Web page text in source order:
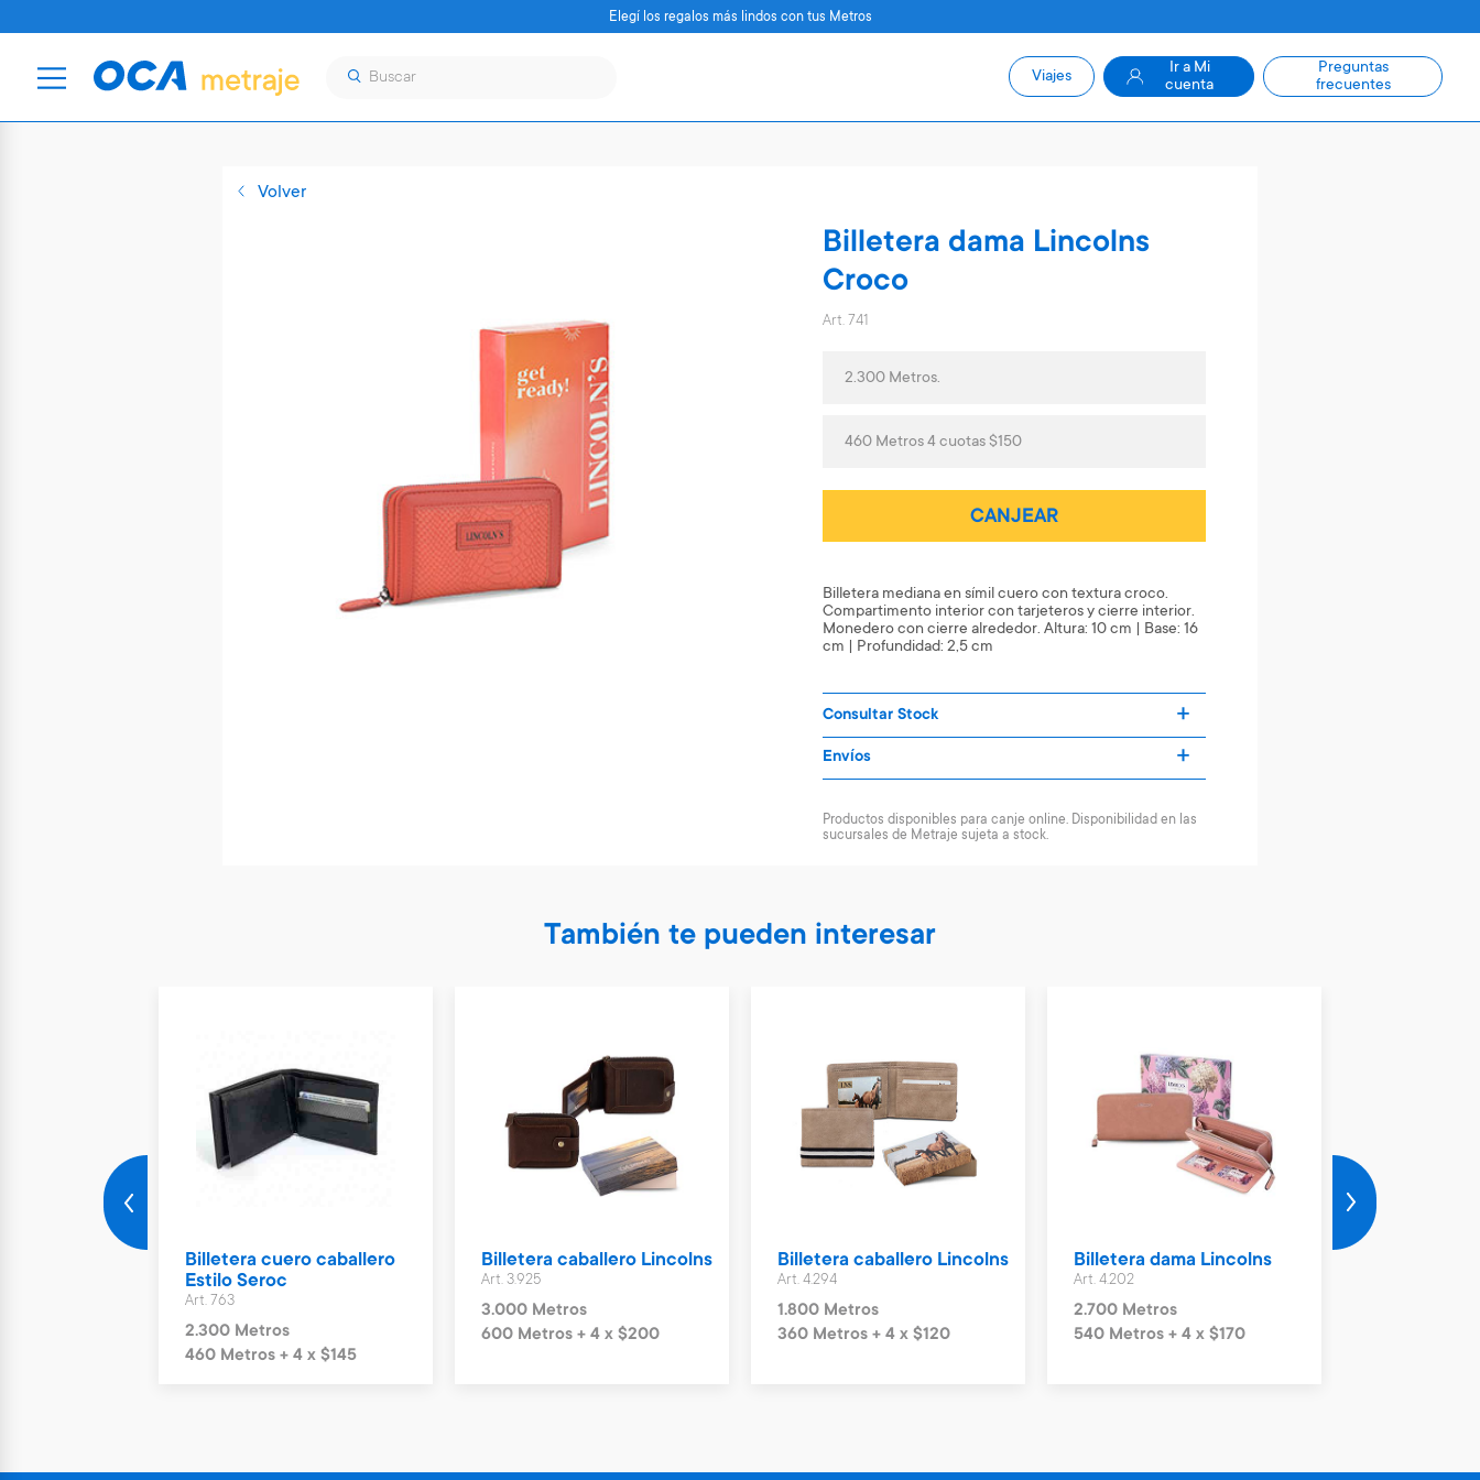
Volver
Billetera dama Lincolns
Croco
Art. 741
2.300 Metros.
460 Metros 4 cuotas $150
CANJEAR
Billetera mediana en símil cuero con textura croco.
Compartimento interior con tarjeteros y cierre interior.
Monedero con cierre alrededor. Altura: 10 cm | Base: 16
cm | Profundidad: 2,5 cm
Consultar Stock
Envíos
Productos disponibles para canje online. Disponibilidad en las
sucursales de Metraje sujeta a stock.
También te pueden interesar
Billetera cuero caballero
Estilo Seroc
Art. 763
2.300 Metros
460 Metros + 4 x $145
Billetera caballero Lincolns
Art. 3.925
3.000 Metros
600 Metros + 4 x $200
Billetera caballero Lincolns
Art. 4.294
1.800 Metros
360 Metros + 4 x $120
Billetera dama Lincolns
Art. 4.202
2.700 Metros
540 Metros + 4 x $170
Elegí los regalos más lindos con tus Metros
Viajes
Ir a Mi
cuenta
Preguntas
frecuentes